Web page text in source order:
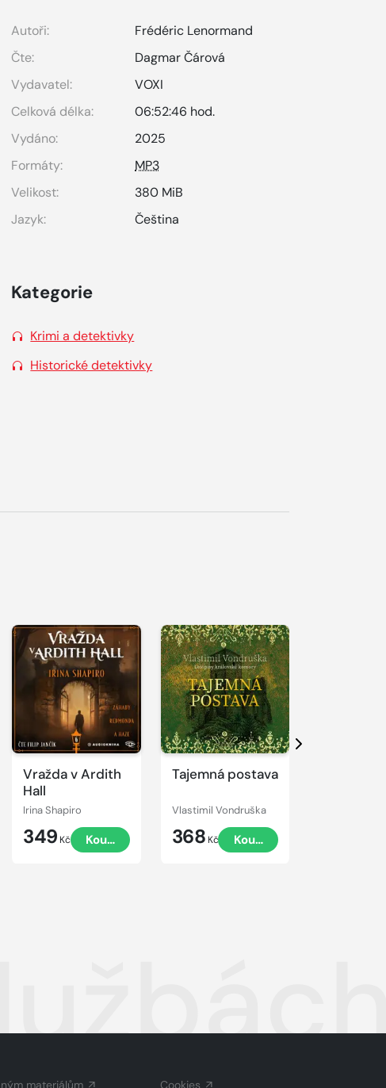
Autoři:
Frédéric Lenormand
Čte:
Dagmar Čárová
Vydavatel:
VOXI
Celková délka:
06:52:46 hod.
Vydáno:
2025
Formáty:
MP3
Velikost:
380 MiB
Jazyk:
Čeština
Kategorie
Krimi a detektivky
Historické detektivky
Vražda v Ardith
Hall
Irina Shapiro
349 Kč Koupit
Přehrát
ukázku
Tajemná postava
Vlastimil Vondruška
368 Kč Koupit
Přehrát
ukázku
Další
materiálům Cookies